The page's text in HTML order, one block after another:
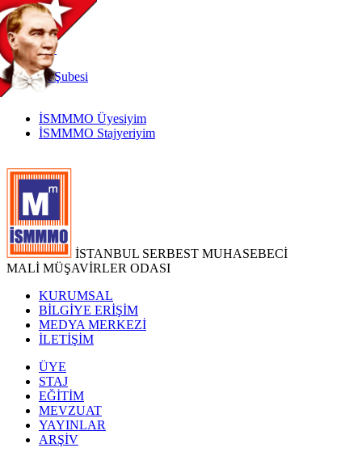
TR
|
EN
İnternetŞubesi
İSMMMO Üyesiyim
İSMMMO Stajyeriyim
İSTANBUL SERBEST MUHASEBECİ
MALİ MÜŞAVİRLER ODASI
KURUMSAL
BİLGİYE ERİŞİM
MEDYA MERKEZİ
İLETİŞİM
ÜYE
STAJ
EĞİTİM
MEVZUAT
YAYINLAR
ARŞİV